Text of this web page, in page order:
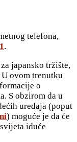
telefona,
.
japansko tržište,
ovom trenutku
o
S obzirom da u
uređaja (poput
) moguće je da će
iduće